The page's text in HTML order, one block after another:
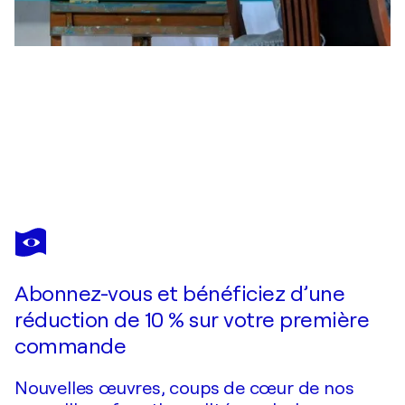
KATERINA HATZI
DREAM
Abonnez-vous et bénéficiez d’une
réduction de 10 % sur votre première
commande
Nouvelles œuvres, coups de cœur de nos